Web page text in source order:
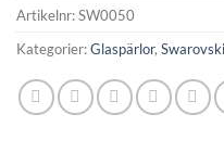
Artikelnr:SW0050
Kategorier:Glaspärlor, Swarovski